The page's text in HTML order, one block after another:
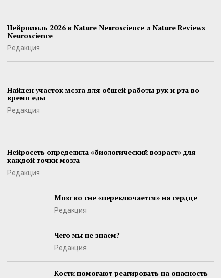
Нейроиюль 2026 в Nature Neuroscience и Nature Reviews
Neuroscience
Редакция
Найден участок мозга для общей работы рук и рта во
время еды
Редакция
Нейросеть определила «биологический возраст» для
каждой точки мозга
Редакция
Мозг во сне «переключается» на сердце
Редакция
Чего мы не знаем?
Редакция
Кости помогают реагировать на опасность